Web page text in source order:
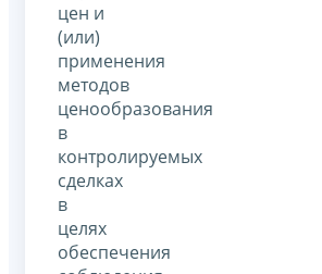
цен и
(или)
применения
методов
ценообразования
в
контролируемых
сделках
в
целях
обеспечения